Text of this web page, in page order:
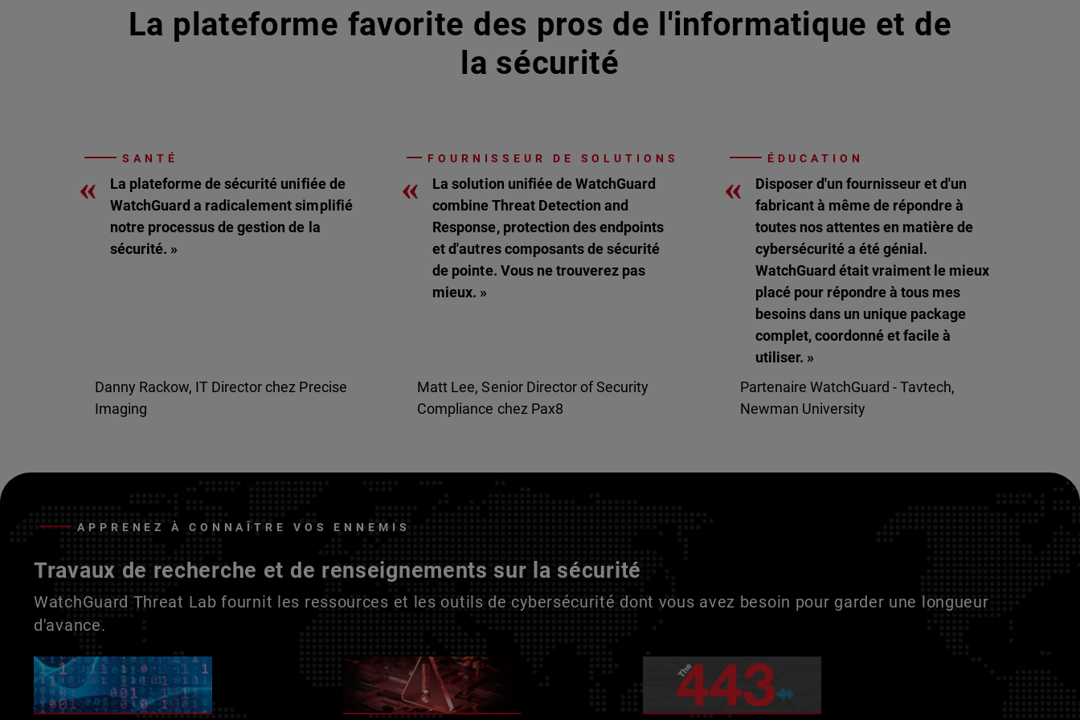
La plateforme favorite des pros de l'informatique et de
la sécurité
SANTÉ
«
La plateforme de sécurité unifiée de
WatchGuard a radicalement simplifié
notre processus de gestion de la
sécurité. »
Danny Rackow, IT Director chez Precise
Imaging
FOURNISSEUR DE SOLUTIONS
«
La solution unifiée de WatchGuard
combine Threat Detection and
Response, protection des endpoints
et d'autres composants de sécurité
de pointe. Vous ne trouverez pas
mieux. »
Matt Lee, Senior Director of Security
Compliance chez Pax8
ÉDUCATION
«
Disposer d'un fournisseur et d'un
fabricant à même de répondre à
toutes nos attentes en matière de
cybersécurité a été génial.
WatchGuard était vraiment le mieux
placé pour répondre à tous mes
besoins dans un unique package
complet, coordonné et facile à
utiliser. »
Partenaire WatchGuard - Tavtech,
Newman University
APPRENEZ À CONNAÎTRE VOS ENNEMIS
Travaux de recherche et de renseignements sur la sécurité
WatchGuard Threat Lab fournit les ressources et les outils de cybersécurité dont vous avez besoin pour garder une longueur
d'avance.